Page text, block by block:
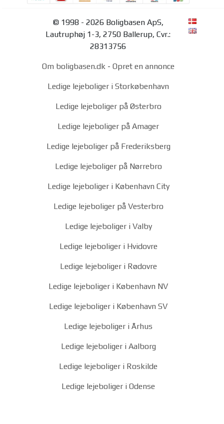
© 1998 - 2026 Boligbasen ApS,
Lautruphøj 1-3, 2750 Ballerup, Cvr.:
28313756
Om boligbasen.dk - Opret en annonce
Ledige lejeboliger i Storkøbenhavn
Ledige lejeboliger på Østerbro
Ledige lejeboliger på Amager
Ledige lejeboliger på Frederiksberg
Ledige lejeboliger på Nørrebro
Ledige lejeboliger i København City
Ledige lejeboliger på Vesterbro
Ledige lejeboliger i Valby
Ledige lejeboliger i Hvidovre
Ledige lejeboliger i Rødovre
Ledige lejeboliger i København NV
Ledige lejeboliger i København SV
Ledige lejeboliger i Århus
Ledige lejeboliger i Aalborg
Ledige lejeboliger i Roskilde
Ledige lejeboliger i Odense